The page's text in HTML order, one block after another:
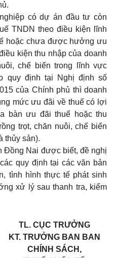
có dự án đầu tư còn
TNDN theo điều kiện lĩnh
hoặc chưa được hưởng ưu
kiện thu nhập của doanh
chế biến trong lĩnh vực
quy định tại Nghị định số
của Chính phủ thì doanh
mức ưu đãi về thuế có lợi
bàn ưu đãi thuế hoặc thu
trọt, chăn nuôi, chế biến
thủy sản).
Đồng Nai được biết, đề nghị
quy định tại các văn bản
tình hình thực tế phát sinh
xử lý sau thanh tra, kiểm
TL. CỤC TRƯỞNG
KT. TRƯỞNG BAN BAN
CHÍNH SÁCH,